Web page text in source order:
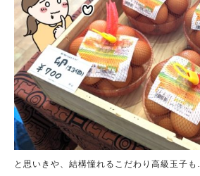
と思いきや、結構憧れるこだわり高級玉子